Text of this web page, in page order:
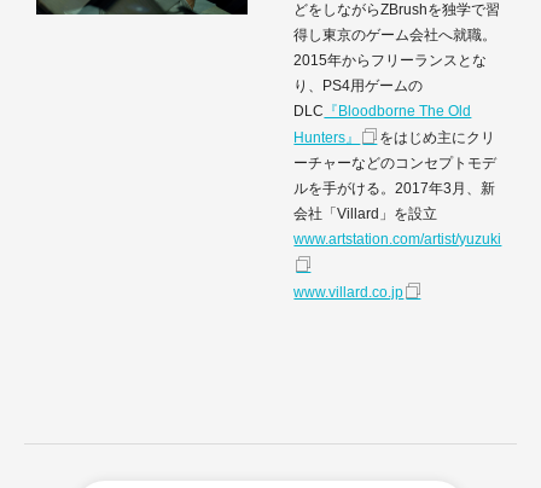
どをしながらZBrushを独学で習
得し東京のゲーム会社へ就職。
2015年からフリーランスとな
り、PS4用ゲームの
DLC 『Bloodborne The Old
Hunters』
をはじめ主にクリ
ーチャーなどのコンセプトモデ
ルを手がける。2017年3月、新
会社「Villard」を設立
www.artstation.com/artist/yuzuki
www.villard.co.jp